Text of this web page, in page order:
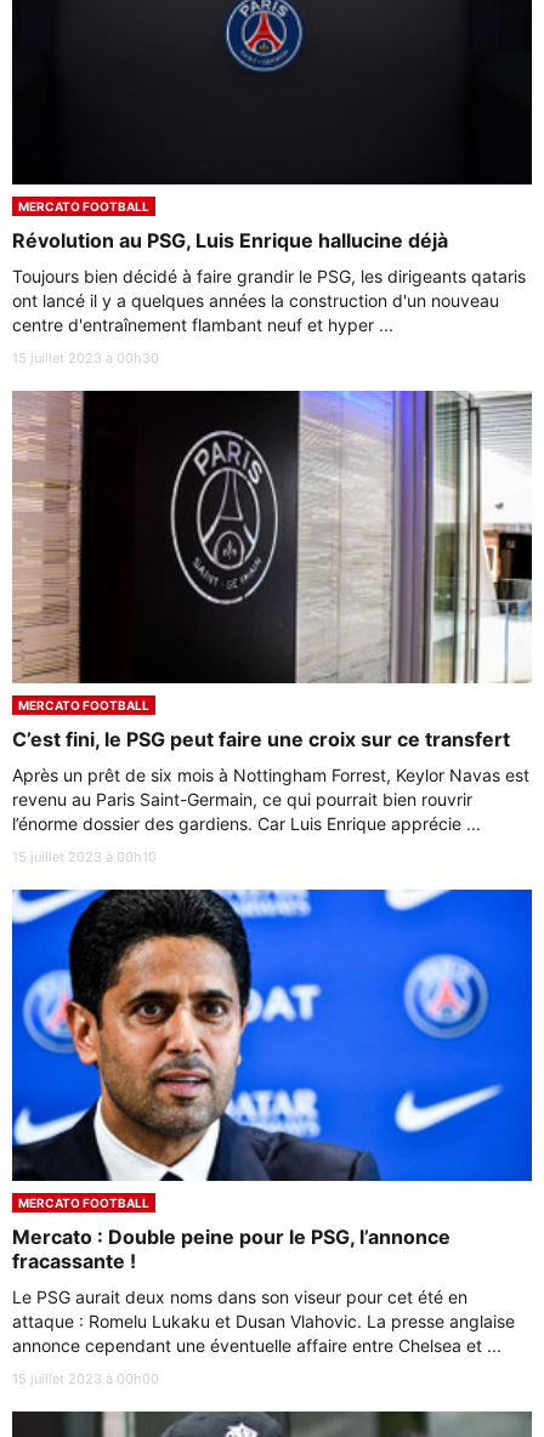
MERCATO FOOTBALL
Révolution au PSG, Luis Enrique hallucine déjà
Toujours bien décidé à faire grandir le PSG, les dirigeants qataris
ont lancé il y a quelques années la construction d'un nouveau
centre d'entraînement flambant neuf et hyper ...
15 juillet 2023 à 00h30
MERCATO FOOTBALL
C’est fini, le PSG peut faire une croix sur ce transfert
Après un prêt de six mois à Nottingham Forrest, Keylor Navas est
revenu au Paris Saint-Germain, ce qui pourrait bien rouvrir
l’énorme dossier des gardiens. Car Luis Enrique apprécie ...
15 juillet 2023 à 00h10
MERCATO FOOTBALL
Mercato : Double peine pour le PSG, l’annonce
fracassante !
Le PSG aurait deux noms dans son viseur pour cet été en
attaque : Romelu Lukaku et Dusan Vlahovic. La presse anglaise
annonce cependant une éventuelle affaire entre Chelsea et ...
15 juillet 2023 à 00h00